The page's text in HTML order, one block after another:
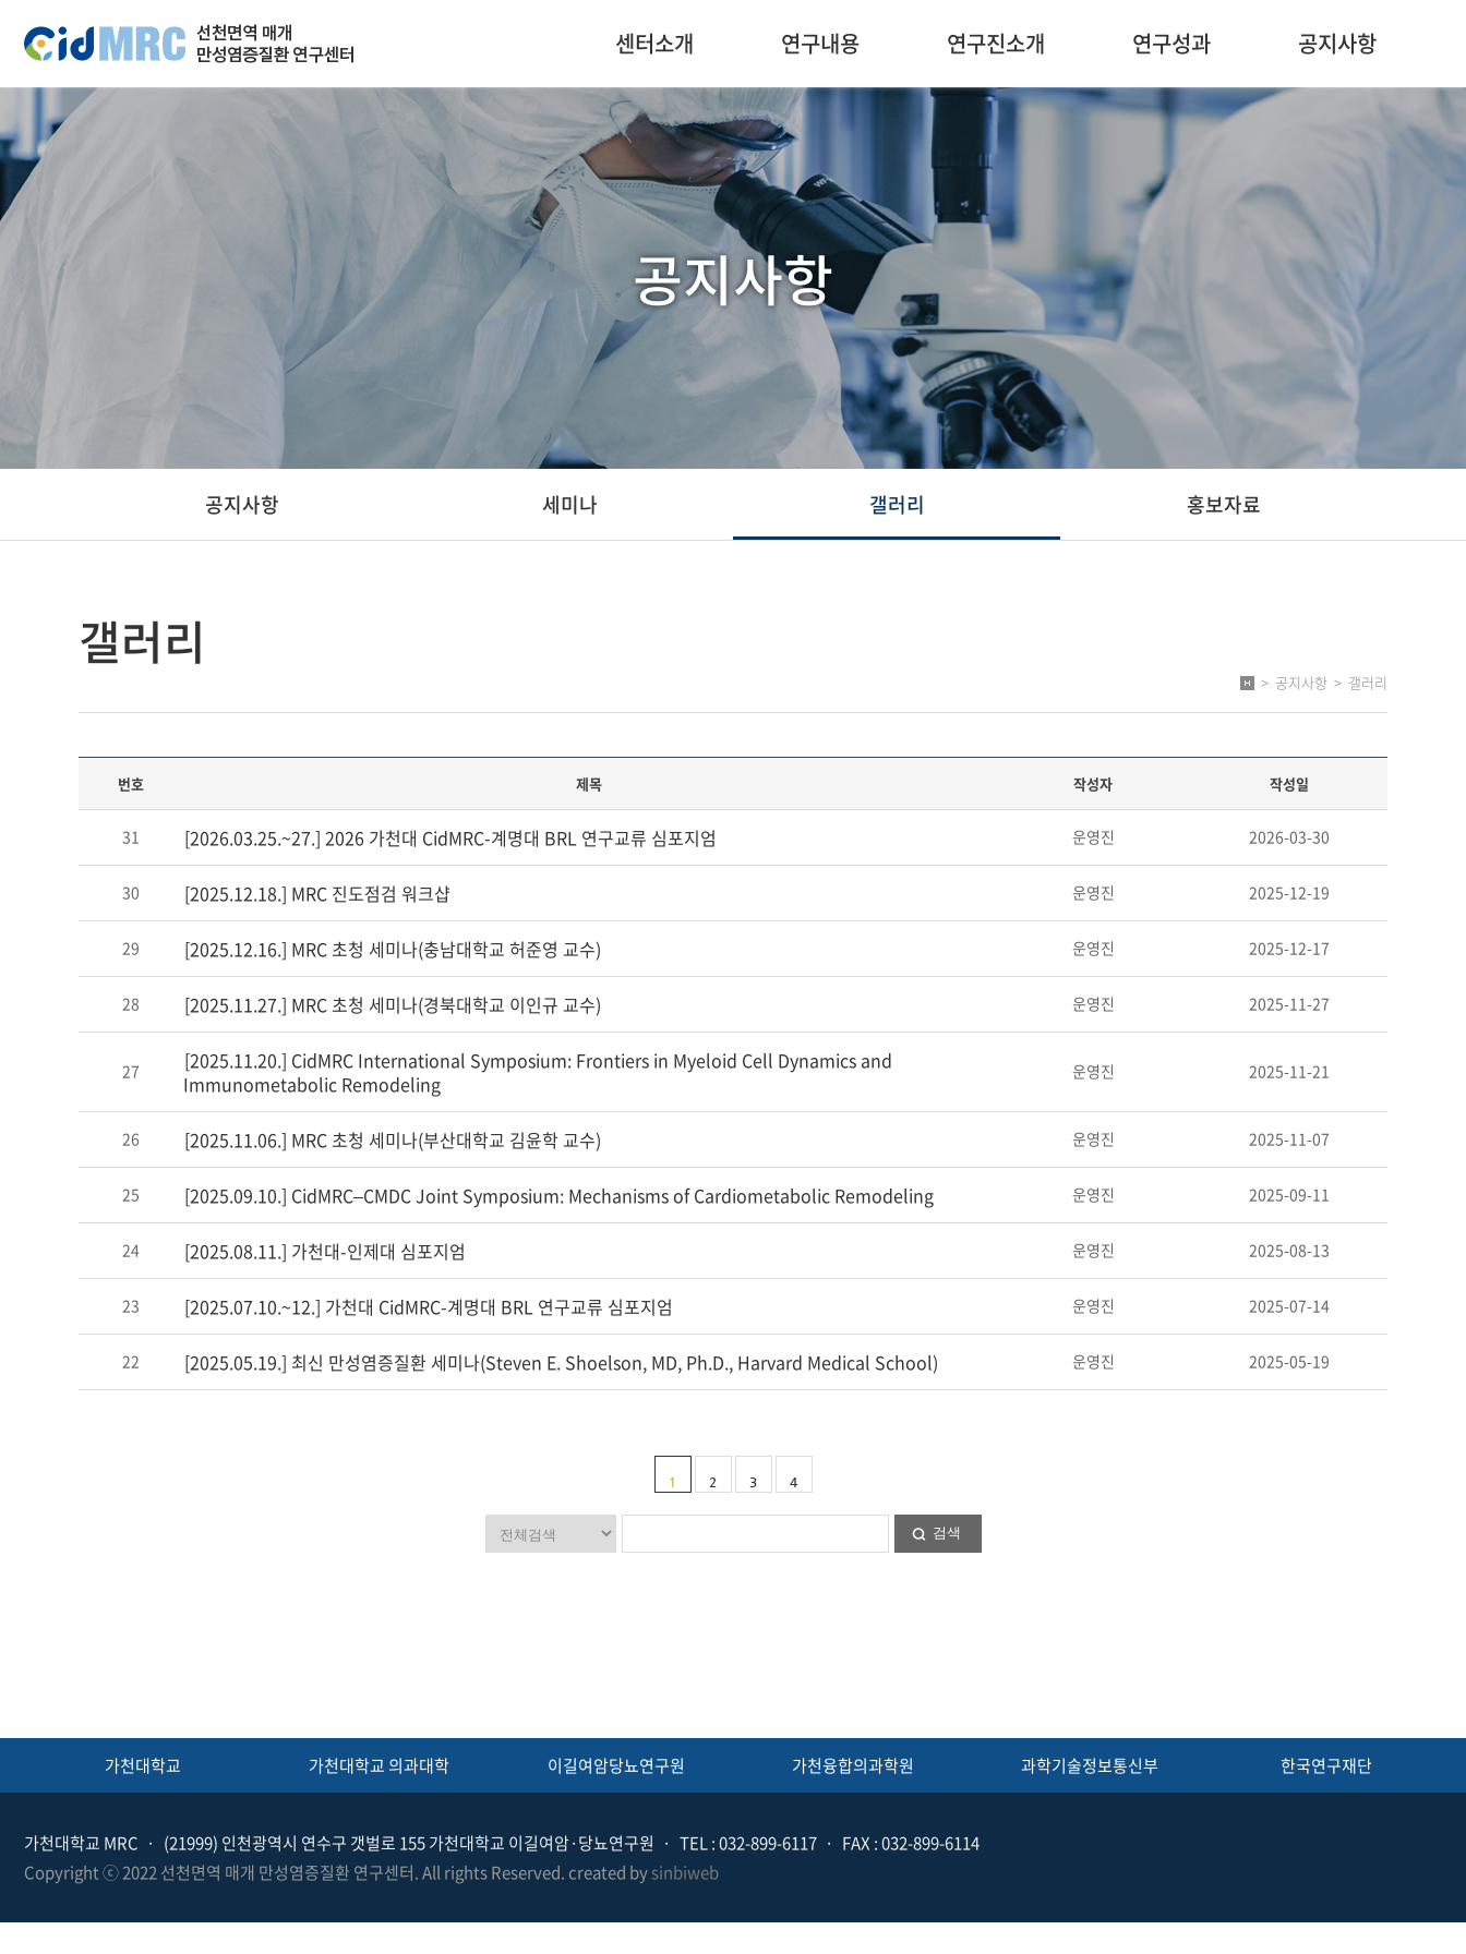
센터소개 연구내용 연구진소개 연구성과 공지사항
공지사항
공지사항 세미나 갤러리 홍보자료
갤러리
> 공지사항 > 갤러리
번호 제목 작성자 작성일
31 [2026.03.25.~27.] 2026 가천대 CidMRC-계명대 BRL 연구교류 심포지엄 운영진 2026-03-30
30 [2025.12.18.] MRC 진도점검 워크샵 운영진 2025-12-19
29 [2025.12.16.] MRC 초청 세미나(충남대학교 허준영 교수) 운영진 2025-12-17
28 [2025.11.27.] MRC 초청 세미나(경북대학교 이인규 교수) 운영진 2025-11-27
27
[2025.11.20.] CidMRC International Symposium: Frontiers in Myeloid Cell Dynamics and
Immunometabolic Remodeling
운영진 2025-11-21
26 [2025.11.06.] MRC 초청 세미나(부산대학교 김윤학 교수) 운영진 2025-11-07
25 [2025.09.10.] CidMRC–CMDC Joint Symposium: Mechanisms of Cardiometabolic Remodeling 운영진 2025-09-11
24 [2025.08.11.] 가천대-인제대 심포지엄 운영진 2025-08-13
23 [2025.07.10.~12.] 가천대 CidMRC-계명대 BRL 연구교류 심포지엄 운영진 2025-07-14
22 [2025.05.19.] 최신 만성염증질환 세미나(Steven E. Shoelson, MD, Ph.D., Harvard Medical School) 운영진 2025-05-19
1 2 3 4
검색
가천대학교 가천대학교 의과대학 이길여암당뇨연구원 가천융합의과학원 과학기술정보통신부 한국연구재단
가천대학교 MRC (21999) 인천광역시 연수구 갯벌로 155 가천대학교 이길여암·당뇨연구원 TEL : 032-899-6117
FAX : 032-899-6114
Copyright ⓒ 2022 선천면역 매개 만성염증질환 연구센터. All rights Reserved. created bysinbiweb